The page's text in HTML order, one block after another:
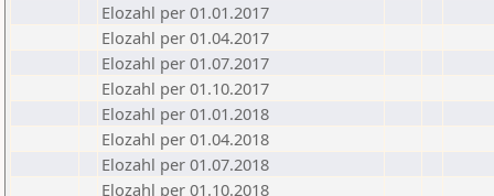
Elozahl per 01.01.2017
Elozahl per 01.04.2017
Elozahl per 01.07.2017
Elozahl per 01.10.2017
Elozahl per 01.01.2018
Elozahl per 01.04.2018
Elozahl per 01.07.2018
Elozahl per 01.10.2018